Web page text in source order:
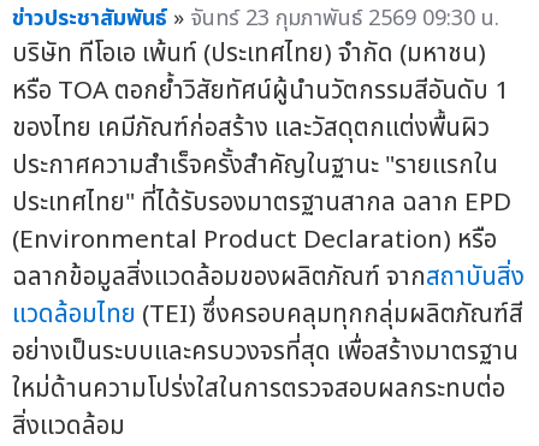
ข่าวประชาสัมพันธ์ » จันทร์ 23 กุมภาพันธ์ 2569 09:30 น.
บริษัท ทีโอเอ เพ้นท์ (ประเทศไทย) จำกัด (มหาชน)
หรือ TOA ตอกย้ำวิสัยทัศน์ผู้นำนวัตกรรมสีอันดับ 1
ของไทย เคมีภัณฑ์ก่อสร้าง และวัสดุตกแต่งพื้นผิว
ประกาศความสำเร็จครั้งสำคัญในฐานะ "รายแรกใน
ประเทศไทย" ที่ได้รับรองมาตรฐานสากล ฉลาก EPD
(Environmental Product Declaration) หรือ
ฉลากข้อมูลสิ่งแวดล้อมของผลิตภัณฑ์ จากสถาบันสิ่ง
แวดล้อมไทย (TEI) ซึ่งครอบคลุมทุกกลุ่มผลิตภัณฑ์สี
อย่างเป็นระบบและครบวงจรที่สุด เพื่อสร้างมาตรฐาน
ใหม่ด้านความโปร่งใสในการตรวจสอบผลกระทบต่อ
สิ่งแวดล้อม